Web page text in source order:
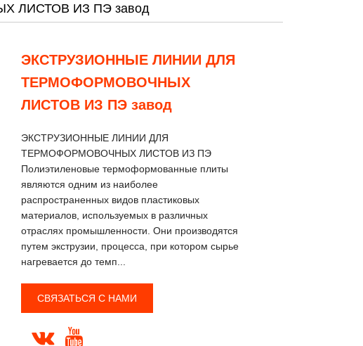
ЛИСТОВ ИЗ ПЭ завод
ЭКСТРУЗИОННЫЕ ЛИНИИ ДЛЯ
ТЕРМОФОРМОВОЧНЫХ
ЛИСТОВ ИЗ ПЭ завод
ЭКСТРУЗИОННЫЕ ЛИНИИ ДЛЯ
ТЕРМОФОРМОВОЧНЫХ ЛИСТОВ ИЗ ПЭ
Полиэтиленовые термоформованные плиты
являются одним из наиболее
распространенных видов пластиковых
материалов, используемых в различных
отраслях промышленности. Они производятся
путем экструзии, процесса, при котором сырье
нагревается до темп...
СВЯЗАТЬСЯ С НАМИ
 